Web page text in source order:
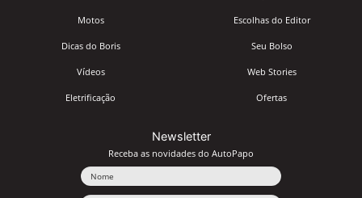
Motos
Dicas do Boris
Vídeos
Eletrificação
Escolhas do Editor
Seu Bolso
Web Stories
Ofertas
Newsletter
Receba as novidades do AutoPapo